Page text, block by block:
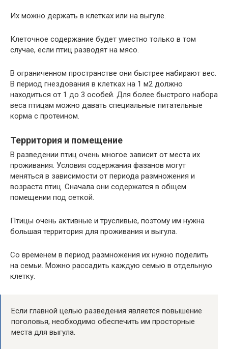
Их можно держать в клетках или на выгуле.
Клеточное содержание будет уместно только в том
случае, если птиц разводят на мясо.
В ограниченном пространстве они быстрее набирают вес.
В период гнездования в клетках на 1 м2 должно
находиться от 1 до 3 особей. Для более быстрого набора
веса птицам можно давать специальные питательные
корма с протеином.
Территория и помещение
В разведении птиц очень многое зависит от места их
проживания. Условия содержания фазанов могут
меняться в зависимости от периода размножения и
возраста птиц. Сначала они содержатся в общем
помещении под сеткой.
Птицы очень активные и трусливые, поэтому им нужна
большая территория для проживания и выгула.
Со временем в период размножения их нужно поделить
на семьи. Можно рассадить каждую семью в отдельную
клетку.
Если главной целью разведения является повышение
поголовья, необходимо обеспечить им просторные
места для выгула.